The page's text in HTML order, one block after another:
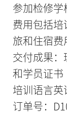
参加检修学
费用包括
旅和住宿费
交付成果
和学员证书
培训语言英
订单号：